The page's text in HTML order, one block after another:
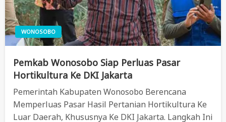
WONOSOBO
Pemkab Wonosobo Siap Perluas Pasar
Hortikultura Ke DKI Jakarta
Pemerintah Kabupaten Wonosobo Berencana
Memperluas Pasar Hasil Pertanian Hortikultura Ke
Luar Daerah, Khususnya Ke DKI Jakarta. Langkah Ini